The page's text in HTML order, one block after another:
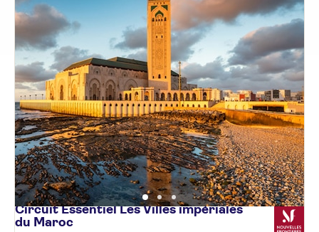
Circuit Essentiel Les Villes impériales
du Maroc